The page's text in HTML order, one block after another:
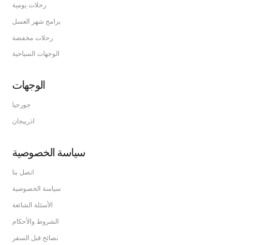
رحلات يومية
برامج شهر العسل
رحلات مخفضة
الوجهات السياحية
الوجهات
جورجيا
اذربيجان
سياسة الخصوصية
اتصل بنا
سياسة الخصوصية
الأسئلة الشائعة
الشروط والأحكام
نصائح قبل السفر